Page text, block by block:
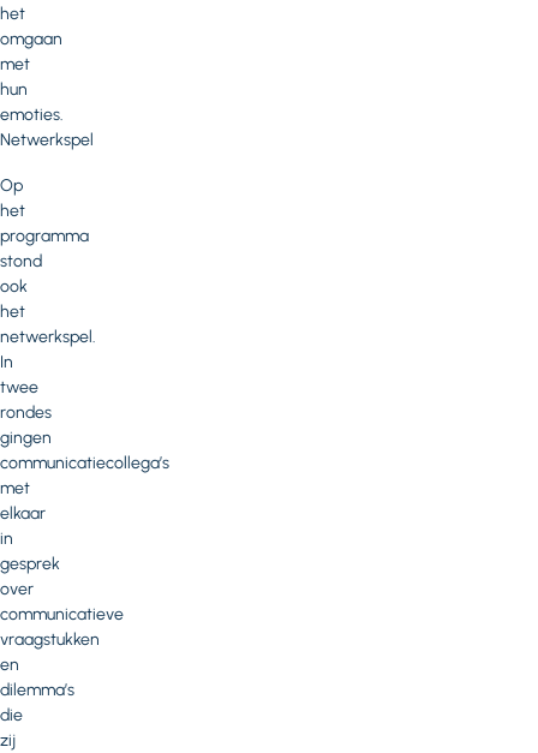
het
omgaan
met
hun
emoties.
Netwerkspel
Op
het
programma
stond
ook
het
netwerkspel.
In
twee
rondes
gingen
communicatiecollega’s
met
elkaar
in
gesprek
over
communicatieve
vraagstukken
en
dilemma’s
die
zij